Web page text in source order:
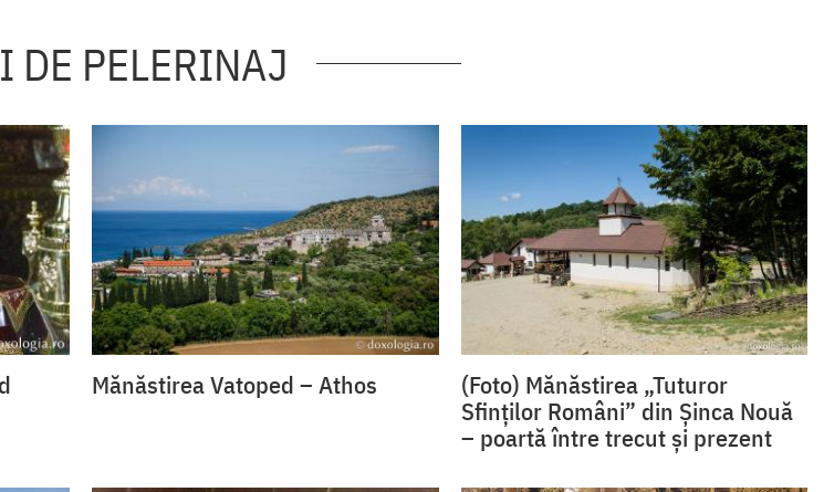
DE PELERINAJ
Mănăstirea Vatoped – Athos
(Foto) Mănăstirea „Tuturor
Sfinților Români” din Șinca Nouă
– poartă între trecut și prezent